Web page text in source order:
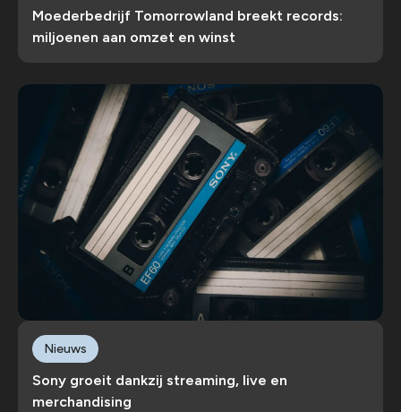
Moederbedrijf Tomorrowland breekt records:
miljoenen aan omzet en winst
Sony groeit dankzij streaming, live en
merchandising
Nieuws